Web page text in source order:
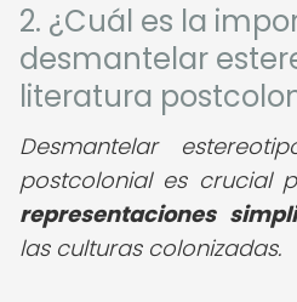
2. ¿Cuál es la
desmantelar
literatura
Desmantelar
postcolonial es crucial
representaciones
las culturas colonizadas.